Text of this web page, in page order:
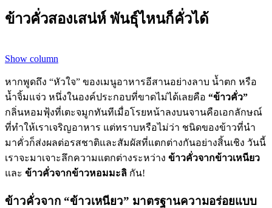
ข้าวคั่วสองเสน่ห์ พันธุ์ไหนก็คั่วได้
Show column
หากพูดถึง “หัวใจ” ของเมนูอาหารอีสานอย่างลาบ น้ำตก หรือ
น้ำจิ้มแจ่ว หนึ่งในองค์ประกอบที่ขาดไม่ได้เลยคือ “ข้าวคั่ว”
กลิ่นหอมฟุ้งที่เตะจมูกทันทีเมื่อโรยหน้าลงบนจานคือเอกลักษณ์
ที่ทำให้เราเจริญอาหาร แต่ทราบหรือไม่ว่า ชนิดของข้าวที่นำ
มาคั่วก็ส่งผลต่อรสชาติและสัมผัสที่แตกต่างกันอย่างสิ้นเชิง วันนี้
เราจะมาเจาะลึกความแตกต่างระหว่าง ข้าวคั่วจากข้าวเหนียว
และ ข้าวคั่วจากข้าวหอมมะลิ กัน!
ข้าวคั่วจาก “ข้าวเหนียว” มาตรฐานความอร่อยแบบ